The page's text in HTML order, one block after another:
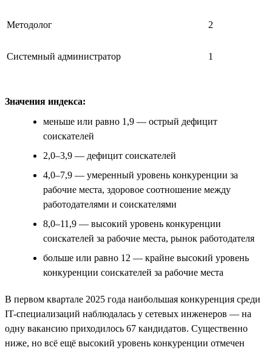
Методолог 2
Системный администратор 1
Значения индекса:
меньше или равно 1,9 — острый дефицит
соискателей
2,0–3,9 — дефицит соискателей
4,0–7,9 — умеренный уровень конкуренции за
рабочие места, здоровое соотношение между
работодателями и соискателями
8,0–11,9 — высокий уровень конкуренции
соискателей за рабочие места, рынок работодателя
больше или равно 12 — крайне высокий уровень
конкуренции соискателей за рабочие места
В первом квартале 2025 года наибольшая конкуренция среди
IT-специализаций наблюдалась у сетевых инженеров — на
одну вакансию приходилось 67 кандидатов. Существенно
ниже, но всё ещё высокий уровень конкуренции отмечен